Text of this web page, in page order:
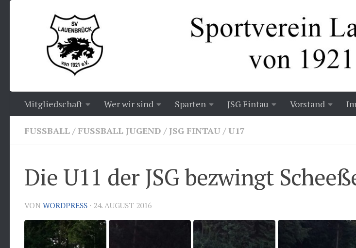
Zum Inhalt springen
Mitgliedschaft Wer wir sind Sparten JSG Fintau Vorstand
FUSSBALL / FUSSBALL JUGEND / JSG FINTAU / U17
Die U11 der JSG bezwingt
VON WORDPRESS · 24. AUGUST 2016